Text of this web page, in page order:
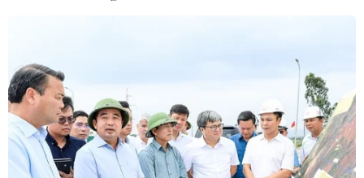
TIN CÙNG CHUYÊN MỤC
Việt Nam là điểm đến hấp dẫn với
doanh nghiệp bán dẫn hàng đầu của